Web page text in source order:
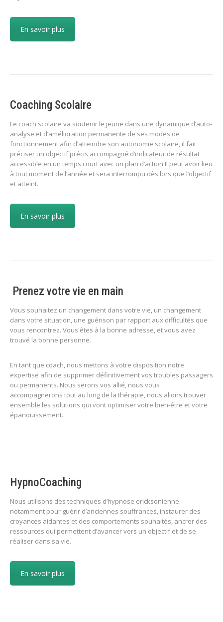
En savoir plus
Coaching Scolaire
Le coach scolaire va soutenir le jeune dans une dynamique d’auto-
analyse et d’amélioration permanente de ses modes de
fonctionnement afin d’atteindre son autonomie scolaire, il fait
préciser un objectif précis accompagné d’indicateur de résultat
accessible en un temps court avec un plan d’action Il peut avoir lieu
à tout moment de l’année et sera interrompu dès lors que l’objectif
et atteint.
En savoir plus
Prenez votre vie en main
Vous souhaitez un changement dans votre vie, un changement
dans votre situation, une guérison par rapport aux difficultés que
vous rencontrez. Vous êtes à la bonne adresse, et vous avez
trouvé la bonne personne.
En tant que coach, nous mettons à votre disposition notre
expertise afin de supprimer définitivement vos troubles passagers
ou permanents. Nous serons vos allié, nous vous
accompagnerons tout au long de la thérapie, nous allons trouver
ensemble les solutions qui vont optimiser votre bien-être et votre
épanouissement.
HypnoCoaching
Nous utilisons des techniques d’hypnose ericksonienne
notamment pour guérir d’anciennes souffrances, instaurer des
croyances aidantes et des comportements souhaités, ancrer des
ressources qui permettent d’avancer vers un objectif et de se
réaliser dans sa vie.
En savoir plus